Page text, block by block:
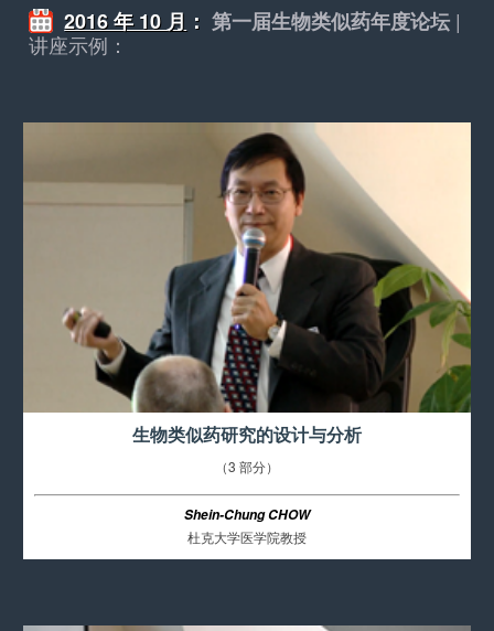
2016 年 10 月 ： 第一届生物类似药年度论坛 |
讲座示例：
生物类似药研究的设计与分析
（3 部分）
Shein-Chung CHOW
杜克大学医学院教授